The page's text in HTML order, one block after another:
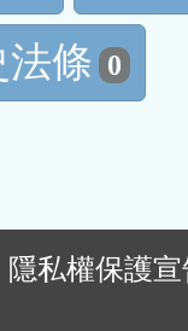
法條 0
隱私權保護